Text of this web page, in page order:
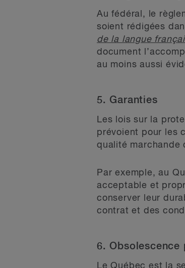
Au fédéral, le
soient rédigées
de la langue
document
au moins aussi
5. Garanties
Les lois sur la
prévoient pour les
qualité marchande
Par exemple, au
acceptable et
conserver leur
contrat et des
6. Obsolescence
Le Québec est la